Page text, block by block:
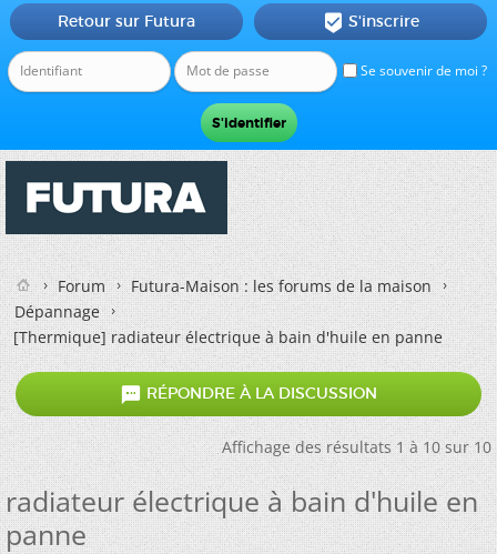
Se souvenir de moi ?
Retour sur Futura  S'inscrire
Forum
Futura-Maison : les forums de la maison
Dépannage
[Thermique]radiateur électrique à bain d'huile en panne
 RÉPONDRE À LA DISCUSSION
Affichage des résultats 1 à 10 sur 10
radiateur électrique à bain d'huile en
panne